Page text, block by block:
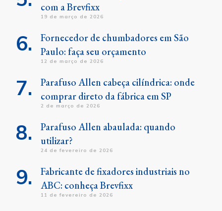
com a Brevfixx
19 de março de 2026
Fornecedor de chumbadores em São
Paulo: faça seu orçamento
12 de março de 2026
Parafuso Allen cabeça cilíndrica: onde
comprar direto da fábrica em SP
2 de março de 2026
Parafuso Allen abaulada: quando
utilizar?
24 de fevereiro de 2026
Fabricante de fixadores industriais no
ABC: conheça Brevfixx
11 de fevereiro de 2026